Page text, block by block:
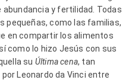
y fertilidad. Todas
pequeñas, como las familias,
en compartir los alimentos
como lo hizo Jesús con sus
su Última cena, tan
Leonardo da Vinci entre